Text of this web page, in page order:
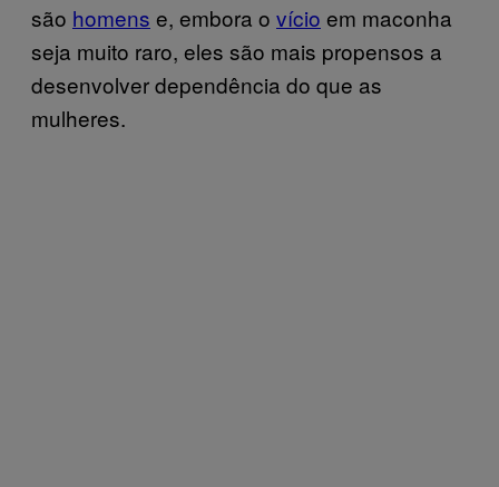
são homens e, embora o vício em maconha
seja muito raro, eles são mais propensos a
desenvolver dependência do que as
mulheres.